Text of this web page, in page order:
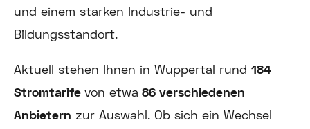
und einem starken Industrie- und
Bildungsstandort.
Aktuell stehen Ihnen in Wuppertal rund 184
Stromtarife von etwa 86 verschiedenen
Anbietern zur Auswahl. Ob sich ein Wechsel